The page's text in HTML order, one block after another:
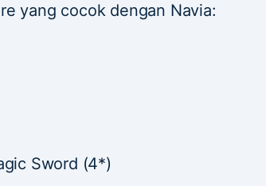
yang cocok dengan Navia:
Sword (4*)